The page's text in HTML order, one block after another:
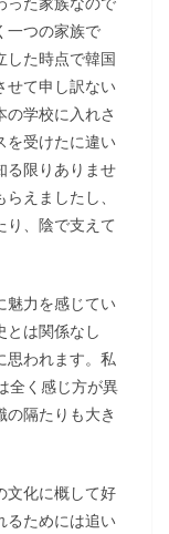
一つの家族で
した時点で韓国
せて申し訳ない
の学校に入れさ
を受けたに違い
る限りありませ
えましたし、
り、陰で支えて
魅力を感じてい
とは関係なし
思われます。私
全く感じ方が異
隔たりも大き
文化に概して好
るためには追い